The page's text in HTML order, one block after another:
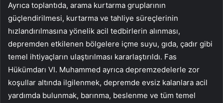
Ayrıca toplantıda, arama kurtarma gruplarının
güçlendirilmesi, kurtarma ve tahliye süreçlerinin
hızlandırılmasına yönelik acil tedbirlerin alınması,
depremden etkilenen bölgelere içme suyu, gıda, çadır gibi
temel ihtiyaçların ulaştırılması kararlaştırıldı. Fas
Hükümdarı VI. Muhammed ayrıca depremzedelerle zor
koşullar altında ilgilenmek, depremde evsiz kalanlara acil
yardımda bulunmak, barınma, beslenme ve tüm temel